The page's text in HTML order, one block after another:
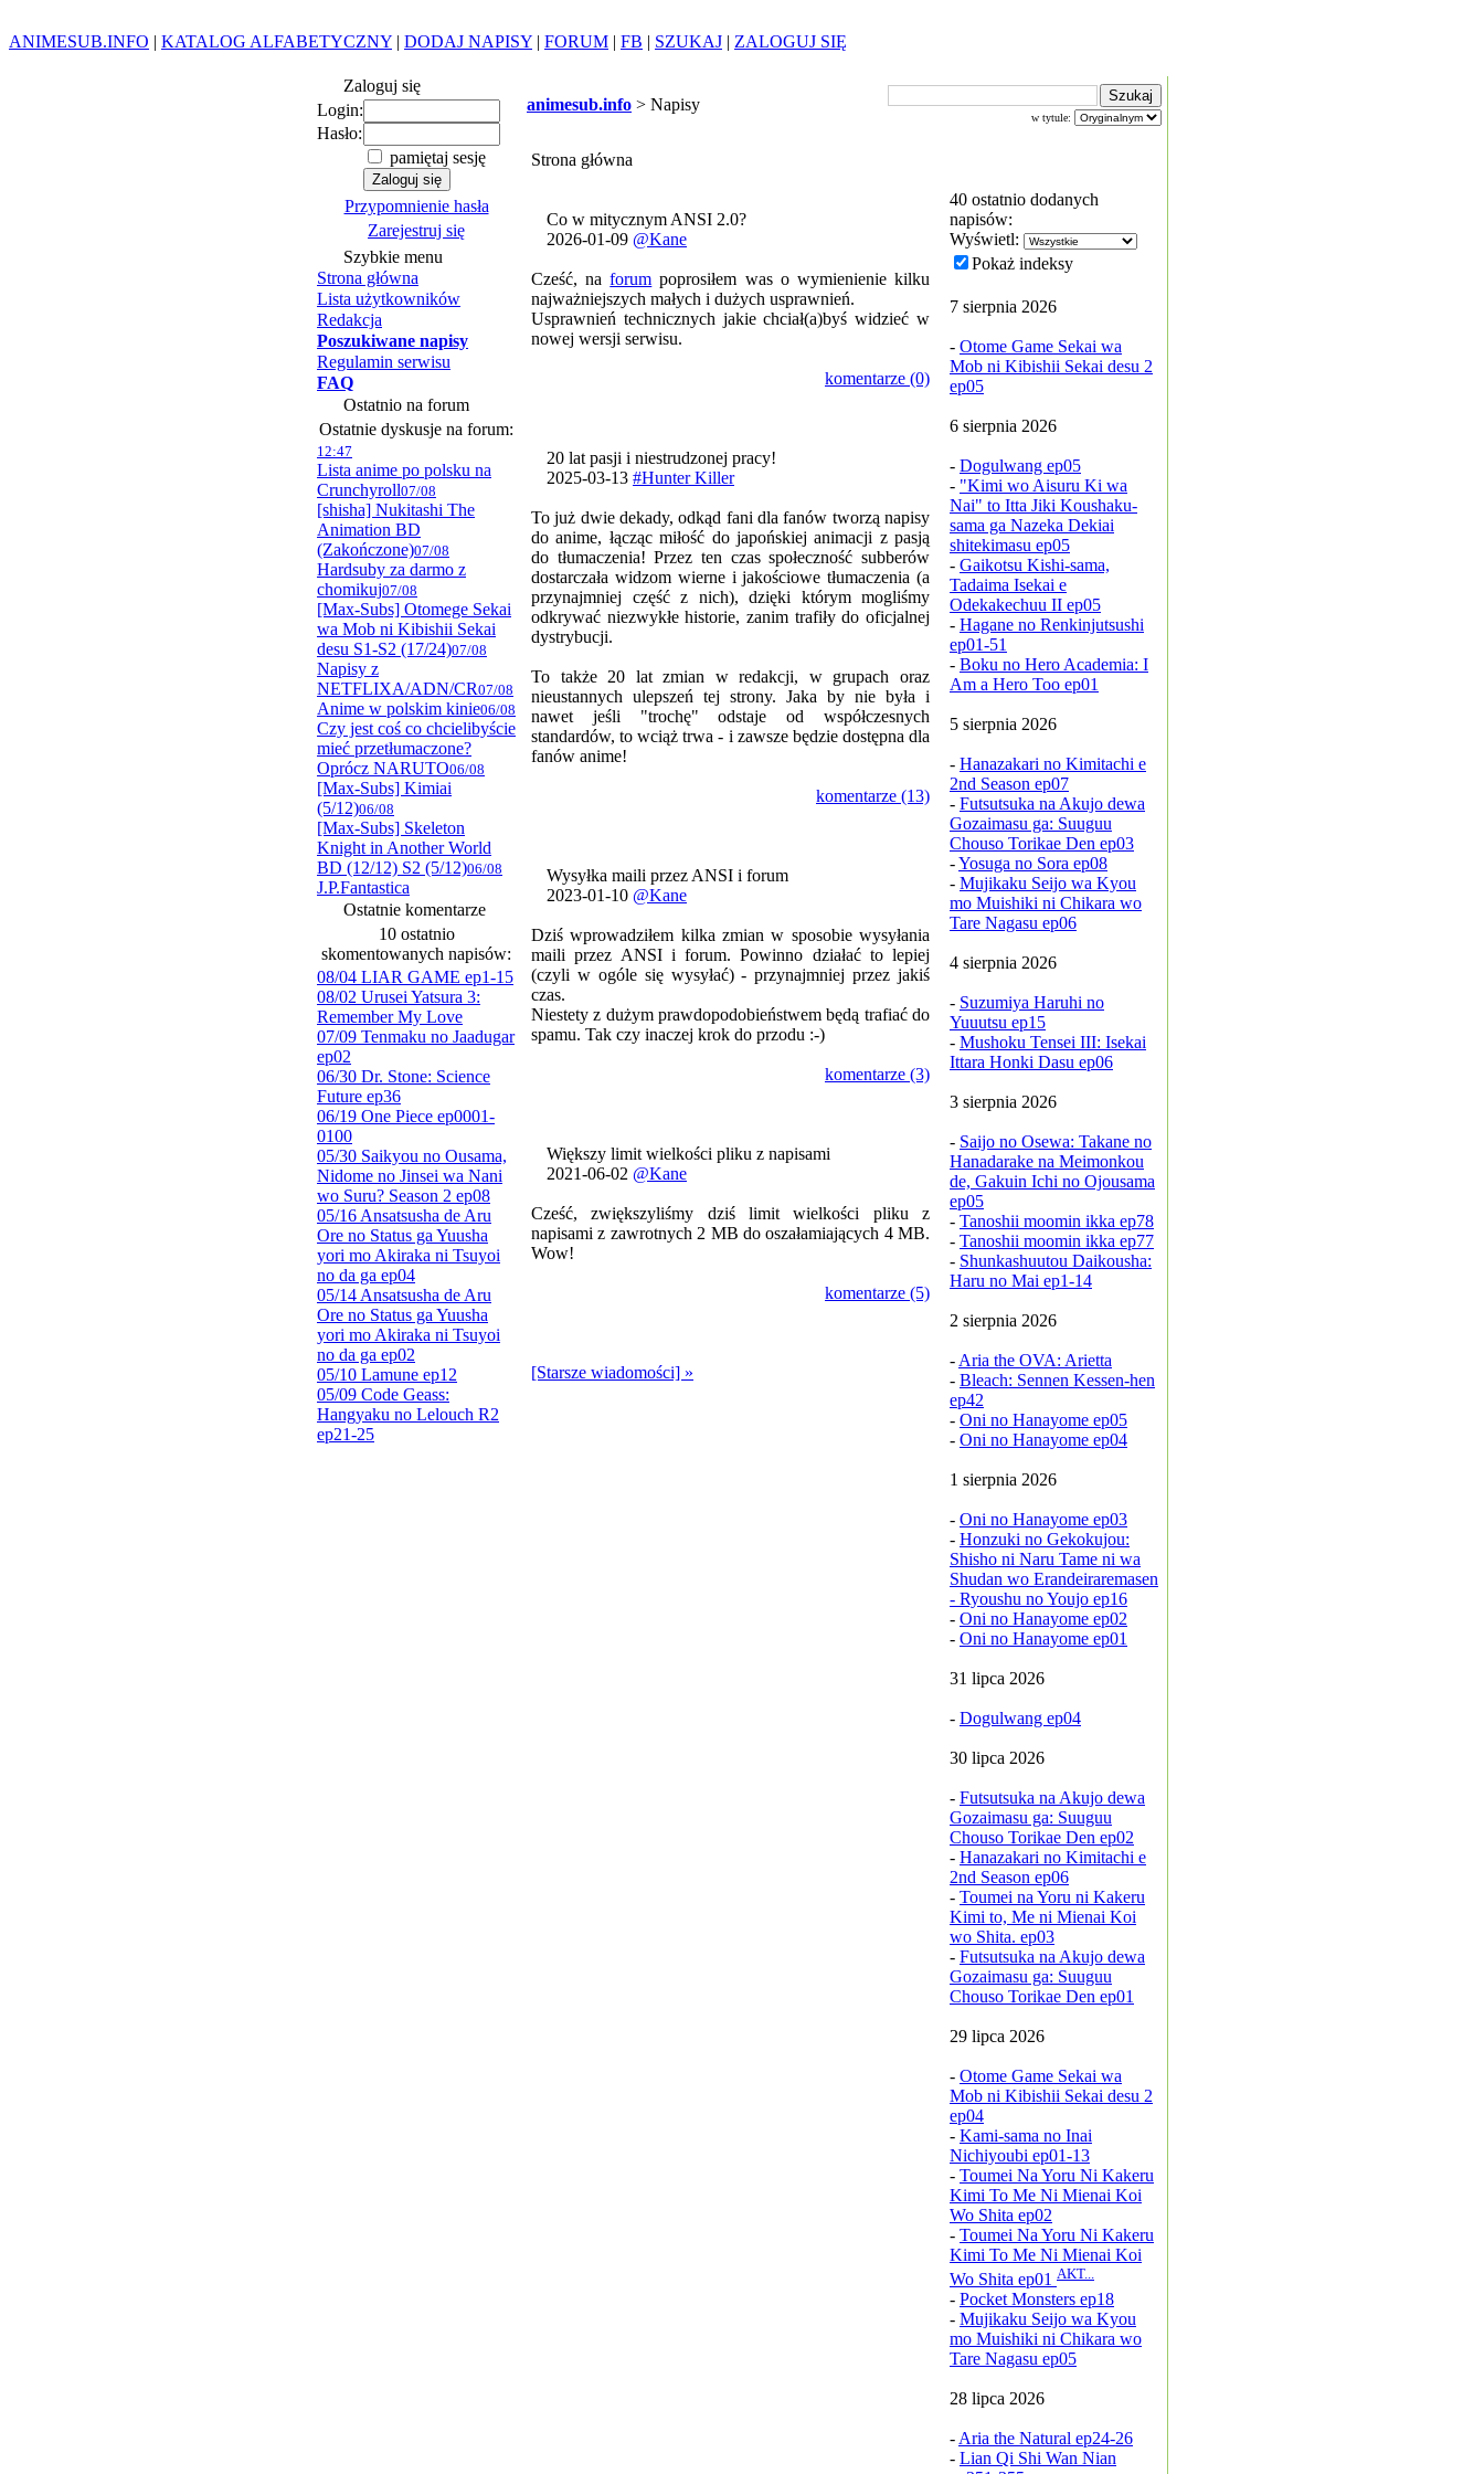
ANIMESUB.INFO | KATALOG ALFABETYCZNY | DODAJ NAPISY | FORUM | FB | SZUKAJ | ZALOGUJ SIĘ
Zaloguj się
Login:
Hasło:
pamiętaj sesję
Przypomnienie hasła
Zarejestruj się
Szybkie menu
Strona główna
Lista użytkowników
Redakcja
Poszukiwane napisy
Regulamin serwisu
FAQ
Ostatnio na forum
Ostatnie dyskusje na forum:
12:47
Lista anime po polsku na
Crunchyroll07/08
[shisha] Nukitashi The
Animation BD
(Zakończone)07/08
Hardsuby za darmo z
chomikuj07/08
[Max-Subs] Otomege Sekai
wa Mob ni Kibishii Sekai
desu S1-S2 (17/24)07/08
Napisy z
NETFLIXA/ADN/CR07/08
Anime w polskim kinie06/08
Czy jest coś co chcielibyście
mieć przetłumaczone?
Oprócz NARUTO06/08
[Max-Subs] Kimiai
(5/12)06/08
[Max-Subs] Skeleton
Knight in Another World
BD (12/12) S2 (5/12)06/08
J.P.Fantastica
Ostatnie komentarze
10 ostatnio
skomentowanych napisów:
08/04 LIAR GAME ep1-15
08/02 Urusei Yatsura 3:
Remember My Love
07/09 Tenmaku no Jaadugar
ep02
06/30 Dr. Stone: Science
Future ep36
06/19 One Piece ep0001-
0100
05/30 Saikyou no Ousama,
Nidome no Jinsei wa Nani
wo Suru? Season 2 ep08
05/16 Ansatsusha de Aru
Ore no Status ga Yuusha
yori mo Akiraka ni Tsuyoi
no da ga ep04
05/14 Ansatsusha de Aru
Ore no Status ga Yuusha
yori mo Akiraka ni Tsuyoi
no da ga ep02
05/10 Lamune ep12
05/09 Code Geass:
Hangyaku no Lelouch R2
ep21-25
animesub.info > Napisy
w tytule:
Strona główna
Co w mitycznym ANSI 2.0?
2026-01-09 @Kane
Cześć, naforum poprosiłem was o wymienienie kilku
najważniejszych małych i dużych usprawnień.
Usprawnień technicznych jakie chciał(a)byś widzieć w
nowej wersji serwisu.
komentarze (0)
20 lat pasji i niestrudzonej pracy!
2025-03-13 #Hunter Killer
To już dwie dekady, odkąd fani dla fanów tworzą napisy
do anime, łącząc miłość do japońskiej animacji z pasją
do tłumaczenia! Przez ten czas społeczność subberów
dostarczała widzom wierne i jakościowe tłumaczenia (a
przynajmniej część z nich), dzięki którym mogliśmy
odkrywać niezwykłe historie, zanim trafiły do oficjalnej
dystrybucji.
To także 20 lat zmian w redakcji, w grupach oraz
nieustannych ulepszeń tej strony. Jaka by nie była i
nawet jeśli "trochę" odstaje od współczesnych
standardów, to wciąż trwa - i zawsze będzie dostępna dla
fanów anime!
komentarze (13)
Wysyłka maili przez ANSI i forum
2023-01-10 @Kane
Dziś wprowadziłem kilka zmian w sposobie wysyłania
maili przez ANSI i forum. Powinno działać to lepiej
(czyli w ogóle się wysyłać) - przynajmniej przez jakiś
czas.
Niestety z dużym prawdopodobieństwem będą trafiać do
spamu. Tak czy inaczej krok do przodu :-)
komentarze (3)
Większy limit wielkości pliku z napisami
2021-06-02 @Kane
Cześć, zwiększyliśmy dziś limit wielkości pliku z
napisami z zawrotnych 2 MB do oszałamiających 4 MB.
Wow!
komentarze (5)
[Starsze wiadomości] »
40 ostatnio dodanych
napisów:
Wyświetl:
Pokaż indeksy
7 sierpnia 2026
- Otome Game Sekai wa
Mob ni Kibishii Sekai desu 2
ep05
6 sierpnia 2026
- Dogulwang ep05
- "Kimi wo Aisuru Ki wa
Nai" to Itta Jiki Koushaku-
sama ga Nazeka Dekiai
shitekimasu ep05
- Gaikotsu Kishi-sama,
Tadaima Isekai e
Odekakechuu II ep05
- Hagane no Renkinjutsushi
ep01-51
- Boku no Hero Academia: I
Am a Hero Too ep01
5 sierpnia 2026
- Hanazakari no Kimitachi e
2nd Season ep07
- Futsutsuka na Akujo dewa
Gozaimasu ga: Suuguu
Chouso Torikae Den ep03
-Yosuga no Sora ep08
- Mujikaku Seijo wa Kyou
mo Muishiki ni Chikara wo
Tare Nagasu ep06
4 sierpnia 2026
- Suzumiya Haruhi no
Yuuutsu ep15
- Mushoku Tensei III: Isekai
Ittara Honki Dasu ep06
3 sierpnia 2026
- Saijo no Osewa: Takane no
Hanadarake na Meimonkou
de, Gakuin Ichi no Ojousama
ep05
- Tanoshii moomin ikka ep78
- Tanoshii moomin ikka ep77
- Shunkashuutou Daikousha:
Haru no Mai ep1-14
2 sierpnia 2026
- Aria the OVA: Arietta
- Bleach: Sennen Kessen-hen
ep42
- Oni no Hanayome ep05
- Oni no Hanayome ep04
1 sierpnia 2026
- Oni no Hanayome ep03
- Honzuki no Gekokujou:
Shisho ni Naru Tame ni wa
Shudan wo Erandeiraremasen
- Ryoushu no Youjo ep16
- Oni no Hanayome ep02
- Oni no Hanayome ep01
31 lipca 2026
- Dogulwang ep04
30 lipca 2026
- Futsutsuka na Akujo dewa
Gozaimasu ga: Suuguu
Chouso Torikae Den ep02
- Hanazakari no Kimitachi e
2nd Season ep06
- Toumei na Yoru ni Kakeru
Kimi to, Me ni Mienai Koi
wo Shita. ep03
- Futsutsuka na Akujo dewa
Gozaimasu ga: Suuguu
Chouso Torikae Den ep01
29 lipca 2026
- Otome Game Sekai wa
Mob ni Kibishii Sekai desu 2
ep04
- Kami-sama no Inai
Nichiyoubi ep01-13
- Toumei Na Yoru Ni Kakeru
Kimi To Me Ni Mienai Koi
Wo Shita ep02
- Toumei Na Yoru Ni Kakeru
Kimi To Me Ni Mienai Koi
Wo Shita ep01 AKT...
- Pocket Monsters ep18
- Mujikaku Seijo wa Kyou
mo Muishiki ni Chikara wo
Tare Nagasu ep05
28 lipca 2026
- Aria the Natural ep24-26
- Lian Qi Shi Wan Nian